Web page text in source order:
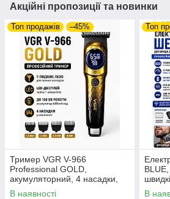
Акційні пропозиції та новинки
Топ продажів –45%
Тример VGR V-966
Professional GOLD,
акумуляторний, 4 насадки,
LED-дисплей
В наявності
Топ
В